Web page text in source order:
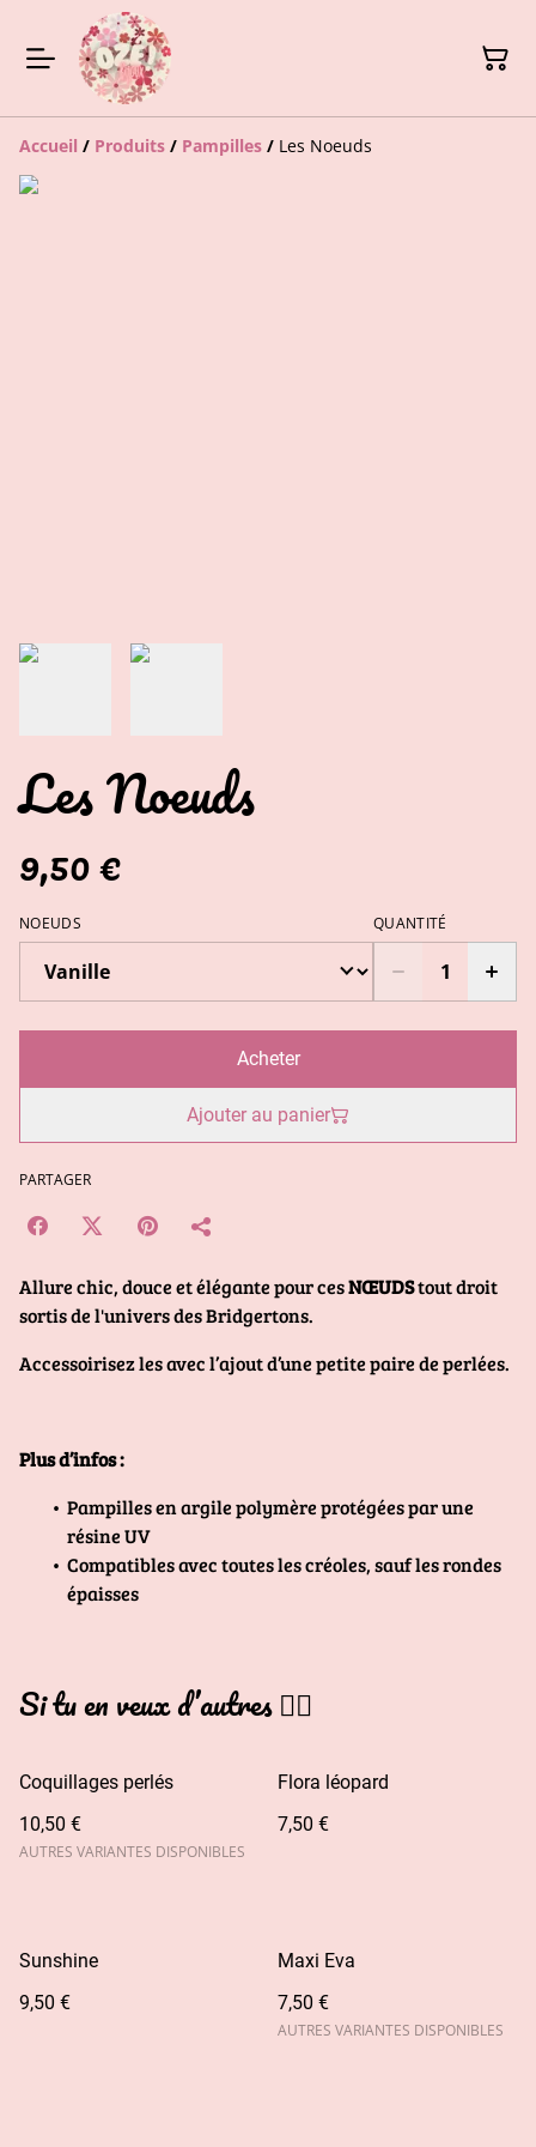
Accueil / Produits / Pampilles / Les Noeuds
Les Noeuds
9,50 €
NOEUDS QUANTITÉ
Acheter
Ajouter au panier
PARTAGER
Allure chic, douce et élégante pour cesNŒUDStout droit
sortis de l'univers des Bridgertons.
Accessoirisez les avec l’ajout d’une petite paire de perlées.
Plus d’infos :
Pampilles en argile polymère protégées par une
résine UV
Compatibles avec toutes les créoles, sauf les rondes
épaisses
Si tu en veux d’autres 👇🏻
Coquillages perlés
10,50 €
AUTRES VARIANTES DISPONIBLES
Flora léopard
7,50 €
Sunshine
9,50 €
Maxi Eva
7,50 €
AUTRES VARIANTES DISPONIBLES